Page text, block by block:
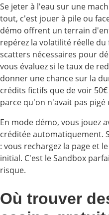
Se jeter à l'eau sur une
tout, c'est jouer à pile ou
démo offrent un terrain
repérez la volatilité réelle
scatters nécessaires pour
vous évaluez si le taux de
donner une chance sur la
crédits fictifs que de voir
parce qu'on n'avait pas
En mode démo, vous jouez
créditée automatiquement.
: vous rechargez la page et
initial. C'est le Sandbox
risque.
Où trouver